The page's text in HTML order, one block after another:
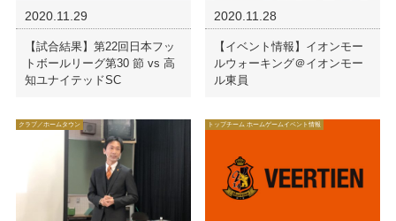
2020.11.29
【試合結果】第22回日本フッ
トボールリーグ第30 節 vs 高
知ユナイテッドSC
2020.11.28
【イベント情報】イオンモー
ルウォーキング＠イオンモー
ル東員
クラブ／ホームタウン トップチーム ホームゲームイベント情報